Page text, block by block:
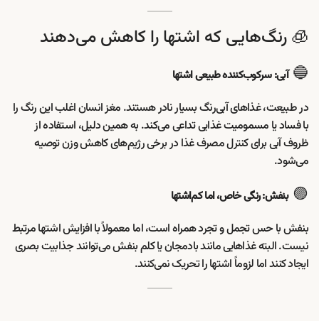
🧊 رنگ‌هایی که اشتها را کاهش می‌دهند
🔵آبی: سرکوب‌کننده طبیعی اشتها
در طبیعت، غذاهای آبی‌رنگ بسیار نادر هستند. مغز انسان اغلب این رنگ را
با فساد یا مسمومیت غذایی تداعی می‌کند. به همین دلیل، استفاده از
ظروف آبی برای کنترل مصرف غذا در برخی رژیم‌های کاهش وزن توصیه
می‌شود.
🟣بنفش: رنگی خاص، اما کم‌اشتها
بنفش با حس تجمل و تجرد همراه است، اما معمولاً با افزایش اشتها مرتبط
نیست. البته غذاهایی مانند بادمجان یا کلم بنفش می‌توانند جذابیت بصری
ایجاد کنند اما لزوماً اشتها را تحریک نمی‌کنند.